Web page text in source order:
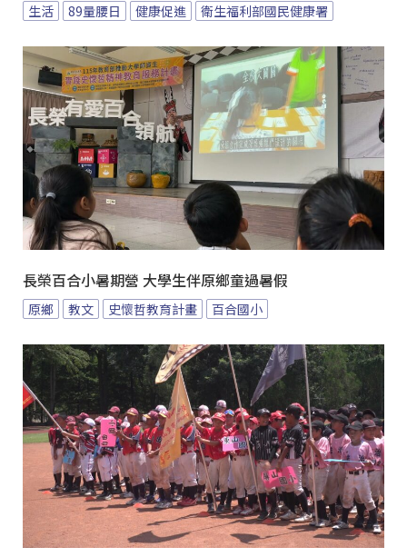
生活 89量腰日 健康促進 衛生福利部國民健康署
長榮百合小暑期營 大學生伴原鄉童過暑假
原鄉 教文 史懷哲教育計畫 百合國小